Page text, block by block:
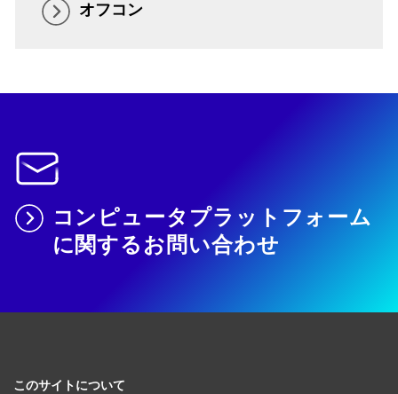
オフコン
コンピュータプラットフォーム
に関するお問い合わせ
このサイトについて